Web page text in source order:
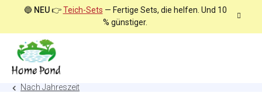
🔵 NEU👉Teich-Sets — Fertige Sets, die helfen. Und 10
% günstiger.
Nach Jahreszeit